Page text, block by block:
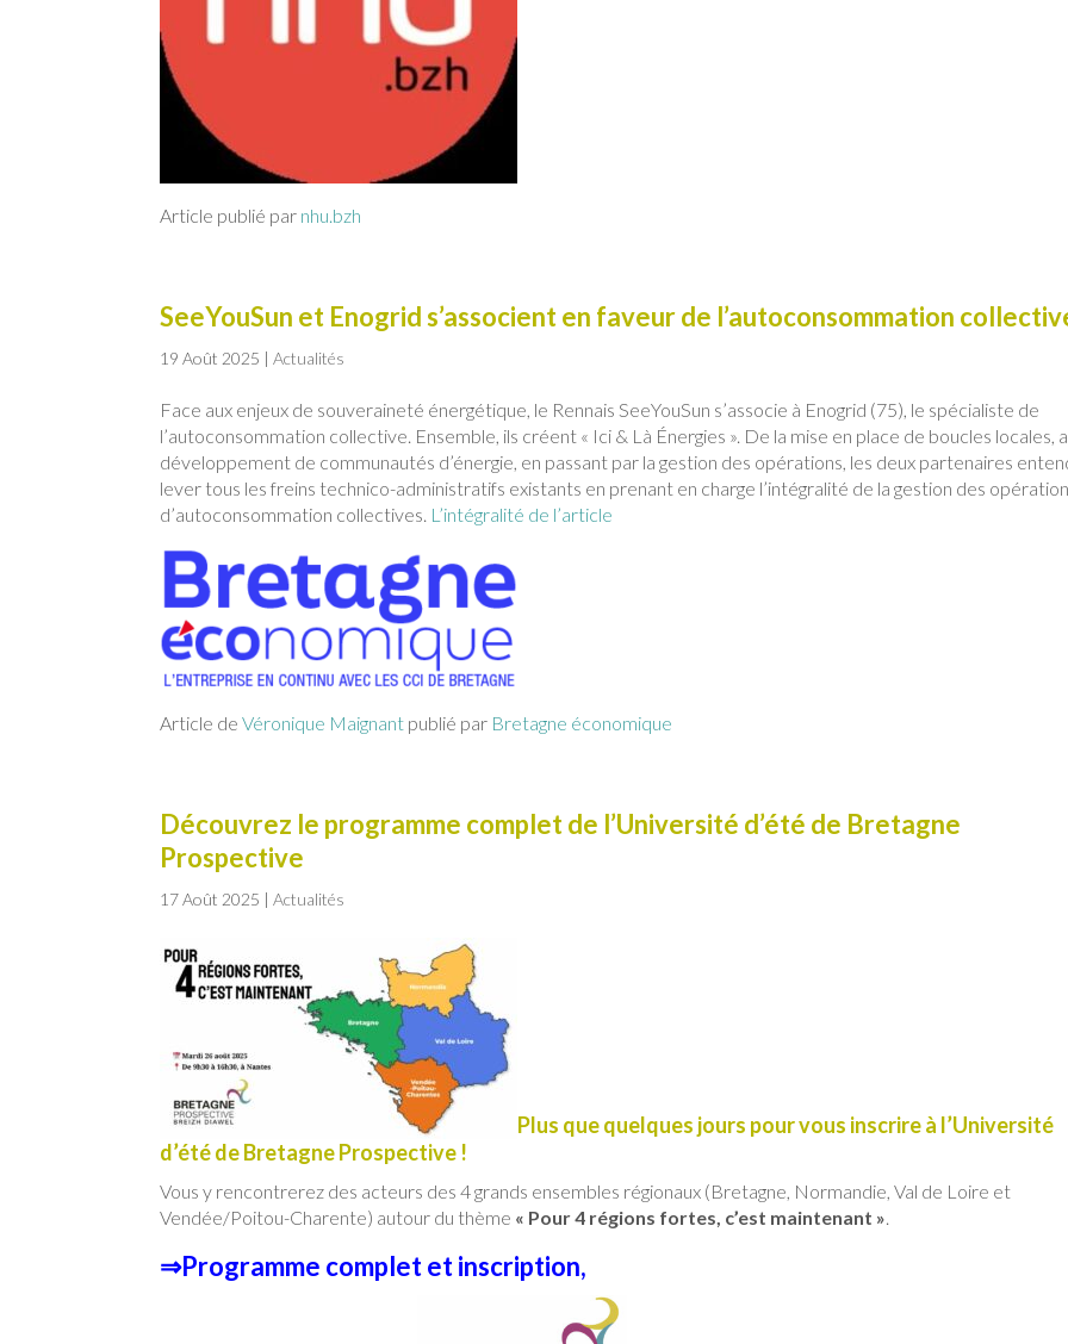
Article publié par nhu.bzh
SeeYouSun et Enogrid s’associent en faveur de l’autoconsommation
19 Août 2025 |Actualités
Face aux enjeux de souveraineté énergétique, le Rennais SeeYouSun s’associe à Enogrid (75), le spécialiste de
l’autoconsommation collective. Ensemble, ils créent « Ici & Là Énergies ». De la mise en place de boucles locales,
développement de communautés d’énergie, en passant par la gestion des opérations, les deux partenaires
lever tous les freins technico-administratifs existants en prenant en charge l’intégralité de la gestion des
d’autoconsommation collectives. L’intégralité de l’article
Article deVéronique Maignant publié par Bretagne économique
Découvrez le programme complet de l’Université d’été de Bretagne
Prospective
17 Août 2025 |Actualités
Plus que quelques jours pour vous inscrire à l’Université
d’été de Bretagne Prospective !
Vous y rencontrerez des acteurs des 4 grands ensembles régionaux (Bretagne, Normandie, Val de Loire et
Vendée/Poitou-Charente) autour du thème « Pour 4 régions fortes, c’est maintenant ».
⇒Programme complet et inscription,